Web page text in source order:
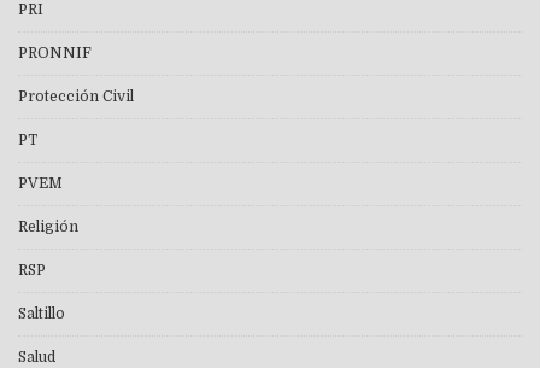
PRI
PRONNIF
Protección Civil
PT
PVEM
Religión
RSP
Saltillo
Salud